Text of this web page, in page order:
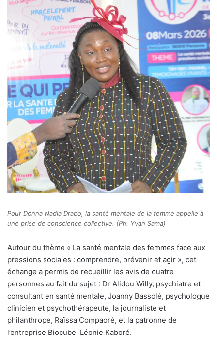
Pour Donna Nadia Drabo, la santé mentale de la femme appelle à
une prise de conscience collective. (Ph. Yvan Sama)
Autour du thème « La santé mentale des femmes face aux
pressions sociales : comprendre, prévenir et agir », cet
échange a permis de recueillir les avis de quatre
personnes au fait du sujet : Dr Alidou Willy, psychiatre et
consultant en santé mentale, Joanny Bassolé, psychologue
clinicien et psychothérapeute, la journaliste et
philanthrope, Raïssa Compaoré, et la patronne de
l’entreprise Biocube, Léonie Kaboré.